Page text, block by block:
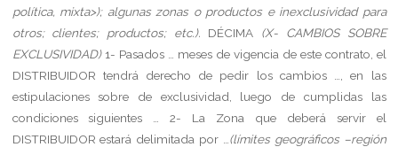
política, mixta>); algunas zonas o productos e inexclusividad para
otros; clientes; productos; etc.).
DÉCIMA
(X- CAMBIOS SOBRE
EXCLUSIVIDAD) 1- Pasados … meses de vigencia de este contrato, el
DISTRIBUIDOR tendrá derecho de pedir los cambios …, en las
estipulaciones sobre de exclusividad, luego de cumplidas las
condiciones siguientes …
2- La Zona que deberá servir el
DISTRIBUIDOR estará delimitada por … (límites geográficos –región